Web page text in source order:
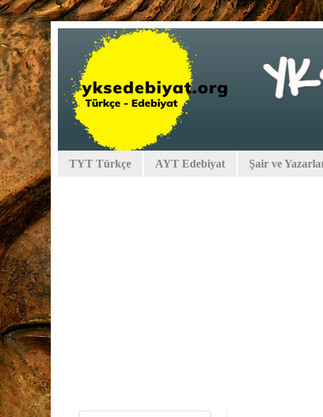
TYT Türkçe AYT Edebiyat Şair ve